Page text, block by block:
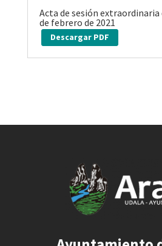
Acta de sesión extraordinaria
de febrero de 2021
Descargar PDF